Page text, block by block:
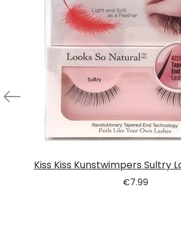
Kiss Kiss Kunstwimpers Sultry
€7.99